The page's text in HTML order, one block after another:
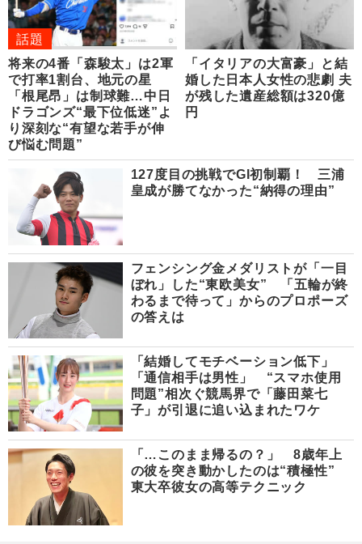
話題
将来の4番「森駿太」は2軍
で打率1割台、地元の星
「根尾昂」は制球難…中日
ドラゴンズ“最下位低迷”よ
り深刻な“有望な若手が伸
び悩む問題”
「イタリアの大富豪」と結
婚した日本人女性の悲劇 夫
が残した遺産総額は320億
円
127度目の挑戦でGI初制覇！ 三浦
皇成が勝てなかった“納得の理由”
フェンシング金メダリストが「一目
ぼれ」した“東欧美女” 「五輪が終
わるまで待って」からのプロポーズ
の答えは
「結婚してモチベーション低下」
「通信相手は男性」 “スマホ使用
問題”相次ぐ競馬界で「藤田菜七
子」が引退に追い込まれたワケ
「…このまま帰るの？」 8歳年上
の彼を突き動かしたのは“積極性”
東大卒彼女の高等テクニック